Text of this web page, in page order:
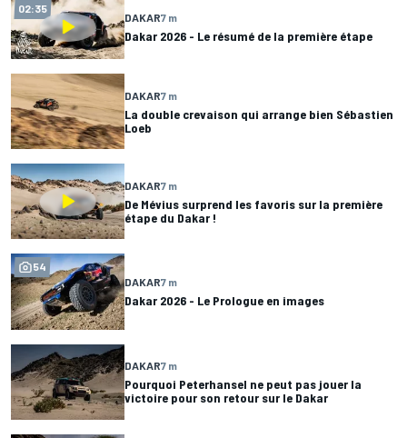
02:35
DAKAR7 m
Dakar 2026 - Le résumé de la première étape
DAKAR7 m
La double crevaison qui arrange bien Sébastien
Loeb
DAKAR7 m
De Mévius surprend les favoris sur la première
étape du Dakar !
54
DAKAR7 m
Dakar 2026 - Le Prologue en images
DAKAR7 m
Pourquoi Peterhansel ne peut pas jouer la
victoire pour son retour sur le Dakar